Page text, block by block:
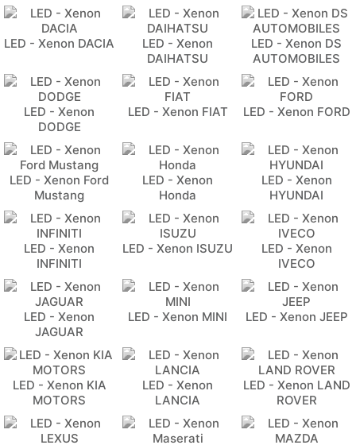
LED - Xenon DACIA
LED - Xenon
DAIHATSU
LED - Xenon DS
AUTOMOBILES
LED - Xenon
DODGE
LED - Xenon FIAT LED - Xenon FORD
LED - Xenon Ford
Mustang
LED - Xenon
Honda
LED - Xenon
HYUNDAI
LED - Xenon
INFINITI
LED - Xenon ISUZU
LED - Xenon
IVECO
LED - Xenon
JAGUAR
LED - Xenon MINI LED - Xenon JEEP
LED - Xenon KIA
MOTORS
LED - Xenon
LANCIA
LED - Xenon LAND
ROVER